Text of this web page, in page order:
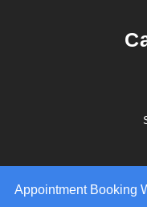
Appointment Booking